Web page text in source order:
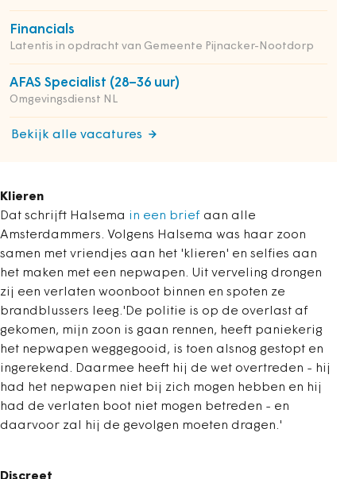
Financials
Latentis in opdracht van Gemeente Pijnacker-Nootdorp
AFAS Specialist (28–36 uur)
Omgevingsdienst NL
Bekijk alle vacatures
Klieren
Dat schrijft Halsema in een brief aan alle
Amsterdammers. Volgens Halsema was haar zoon
samen met vriendjes aan het 'klieren' en selfies aan
het maken met een nepwapen. Uit verveling drongen
zij een verlaten woonboot binnen en spoten ze
brandblussers leeg.'De politie is op de overlast af
gekomen, mijn zoon is gaan rennen, heeft paniekerig
het nepwapen weggegooid, is toen alsnog gestopt en
ingerekend. Daarmee heeft hij de wet overtreden - hij
had het nepwapen niet bij zich mogen hebben en hij
had de verlaten boot niet mogen betreden - en
daarvoor zal hij de gevolgen moeten dragen.'